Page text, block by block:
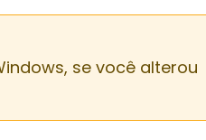
se você alterou